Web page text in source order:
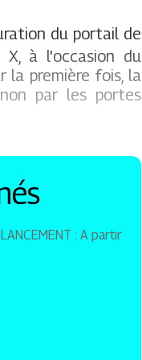
du portail de
à l'occasion du
la première fois, la
par les portes
: A partir